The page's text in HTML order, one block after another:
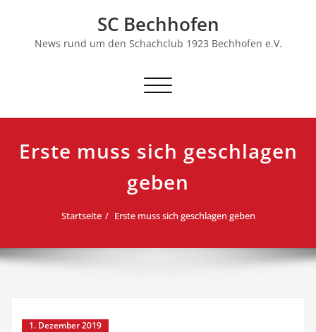
SC Bechhofen
News rund um den Schachclub 1923 Bechhofen e.V.
Schalte
Erste muss sich geschlagen
geben
Startseite Erste muss sich geschlagen geben
1. Dezember 2019